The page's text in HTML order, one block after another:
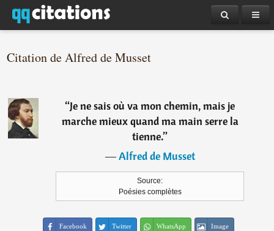
Citation de Alfred de Musset
“Je ne sais où va mon chemin, mais je
marche mieux quand ma main serre la
tienne.”
―Alfred de Musset
Source:
Poésies complètes
Facebook Twitter WhatsApp Image